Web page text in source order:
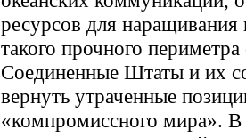
ресурсов для
такого прочного
Соединенные Штаты и их
вернуть утраченные
«компромиссного мира».